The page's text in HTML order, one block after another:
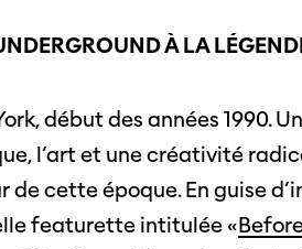
Médias
médias
À LA
début des années 1990.
l’art et une créativité
de cette époque. En guise
featurette intitulée «